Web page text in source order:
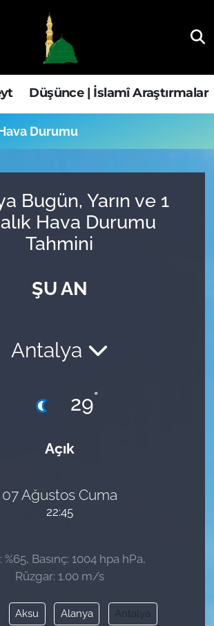
Düşünce | İslamî Araştırmalar
Durumu
Bugün, Yarın ve 1
Hava Durumu
Tahmini
ŞU AN
Antalya
29°
Açık
07 Ağustos Cuma
22:45
%65, Basınç: 1004 hpa hPa,
Rüzgar: 1.00 m/s
Aksu Alanya Antalya
Araştırmalar
Haberleri